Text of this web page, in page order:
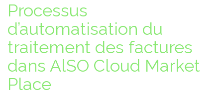
Processus
d’automatisation du
traitement des factures
dans AlSO Cloud Market
Place